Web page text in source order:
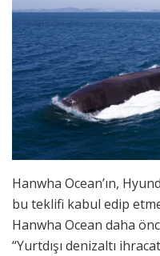
Hanwha Ocean’ın,
bu teklifi kabul edip
Hanwha Ocean daha
“Yurtdışı denizaltı